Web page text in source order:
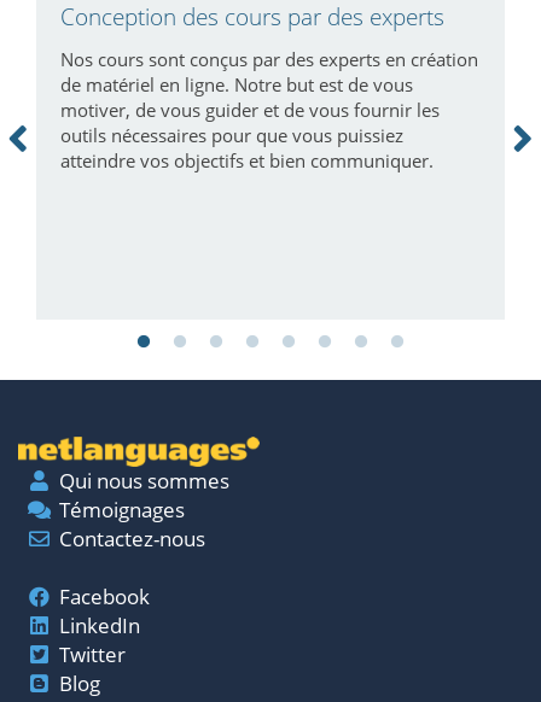
Conception des cours par des experts
Nos cours sont conçus par des experts en création
de matériel en ligne. Notre but est de vous
motiver, de vous guider et de vous fournir les
outils nécessaires pour que vous puissiez
atteindre vos objectifs et bien communiquer.
Qui nous sommes
Témoignages
Contactez-nous
Facebook
LinkedIn
Twitter
Blog